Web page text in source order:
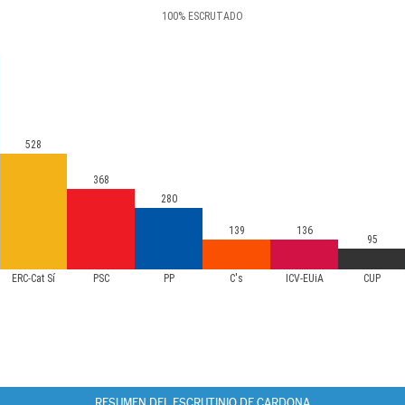
100% ESCRUTADO
ERC-Cat Sí PSC PP C's ICV-EUiA CUP
528
368
280
139 136
95